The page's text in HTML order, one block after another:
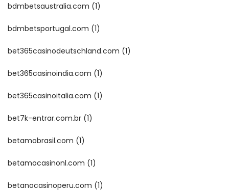
bdmbetsaustralia.com (1)
bdmbetsportugal.com (1)
bet365casinodeutschland.com (1)
bet365casinoindia.com (1)
bet365casinoitalia.com (1)
bet7k-entrar.com.br (1)
betamobrasil.com (1)
betamocasinonl.com (1)
betanocasinoperu.com (1)